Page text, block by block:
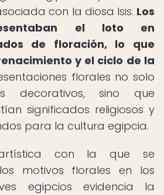
con la diosa Isis. Los
el loto en
de floración, lo que
y el ciclo de la
florales no solo
decorativos, sino que
significados religiosos y
para la cultura egipcia.
con la que se
motivos florales en los
egipcios evidencia la